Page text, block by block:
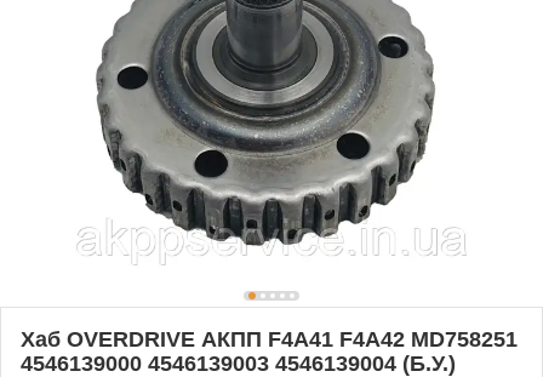
Хаб OVERDRIVE АКПП F4A41 F4A42 MD758251
4546139000 4546139003 4546139004 (Б.У.)